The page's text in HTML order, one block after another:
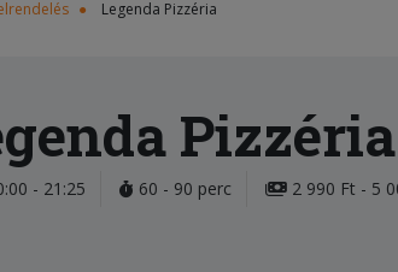
Legenda Pizzéria
Pizzéria
- 21:25 60 - 90 perc 2 990 Ft - 5